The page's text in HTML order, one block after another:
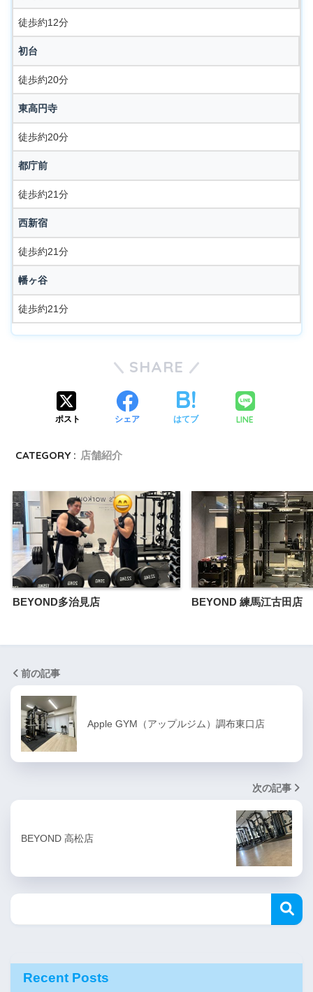
徒歩約12分
初台
徒歩約20分
東高円寺
徒歩約20分
都庁前
徒歩約21分
西新宿
徒歩約21分
幡ヶ谷
徒歩約21分
SHARE
ポスト シェア はてブ LINE
CATEGORY : 店舗紹介
BEYOND多治見店 BEYOND 練馬江古田店
前の記事
Apple GYM（アップルジム）調布東口店
次の記事
BEYOND 高松店
Recent Posts